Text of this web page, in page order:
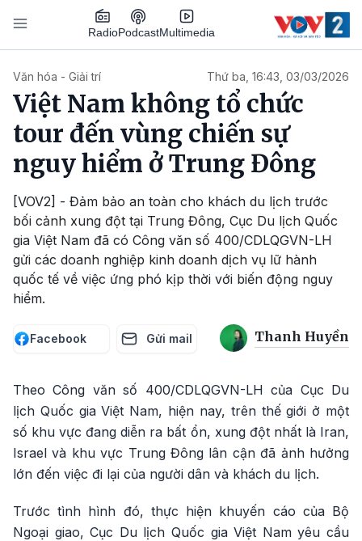
Nhảy đến nội dung
RadioPodcastMultimedia
Văn hóa - Giải trí Thứ ba, 16:43, 03/03/2026
Việt Nam không tổ chức
tour đến vùng chiến sự
nguy hiểm ở Trung Đông
[VOV2] - Đảm bảo an toàn cho khách du lịch trước
bối cảnh xung đột tại Trung Đông, Cục Du lịch Quốc
gia Việt Nam đã có Công văn số 400/CDLQGVN-LH
gửi các doanh nghiệp kinh doanh dịch vụ lữ hành
quốc tế về việc ứng phó kịp thời với biến động nguy
hiểm.
Facebook Gửi mail Thanh Huyền
Theo Công văn số 400/CDLQGVN-LH của Cục Du
lịch Quốc gia Việt Nam, hiện nay, trên thế giới ở một
số khu vực đang diễn ra bất ổn, xung đột nhất là Iran,
Israel và khu vực Trung Đông lân cận đã ảnh hưởng
lớn đến việc đi lại của người dân và khách du lịch.
Trước tình hình đó, thực hiện khuyến cáo của Bộ
Ngoại giao, Cục Du lịch Quốc gia Việt Nam yêu cầu